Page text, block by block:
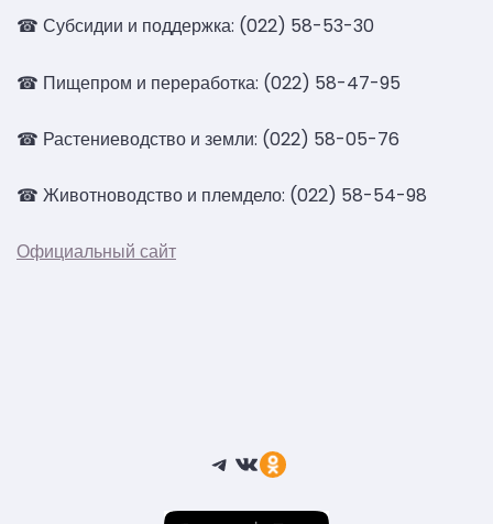
☎ Субсидии и поддержка: (022) 58-53-30
☎ Пищепром и переработка: (022) 58-47-95
☎ Растениеводство и земли: (022) 58-05-76
☎ Животноводство и племдело: (022) 58-54-98
Официальный сайт
Telegram
ВКонтакте
Ссылка